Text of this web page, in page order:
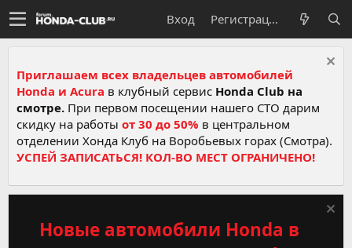
Вход Регистрация
Приглашаем всех владельцев автомобилей
Honda и Acura в клубный сервис Honda Club на
смотре. При первом посещении нашего СТО дарим
скидку на работы от 30 до 50% в центральном
отделении Хонда Клуб на Воробьевых горах (Смотра).
УСПЕЙ ЗАПИСАТЬСЯ! КОЛ-ВО МЕСТ ОГРАНИЧЕНО!
Новые автомобили Honda в